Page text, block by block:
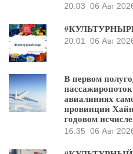
20:03 06 Авг
20:01
06 Авг
В первом
авиалиниях
провинции
годовом
16:35 06 Авг